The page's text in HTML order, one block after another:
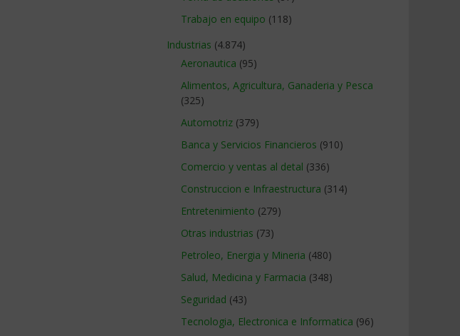
Trabajo en equipo (118)
Industrias (4.874)
Aeronautica (95)
Alimentos, Agricultura, Ganaderia y Pesca
(325)
Automotriz (379)
Banca y Servicios Financieros (910)
Comercio y ventas al detal (336)
Construccion e Infraestructura (314)
Entretenimiento (279)
Otras industrias (73)
Petroleo, Energia y Mineria (480)
Salud, Medicina y Farmacia (348)
Seguridad (43)
Tecnologia, Electronica e Informatica (96)